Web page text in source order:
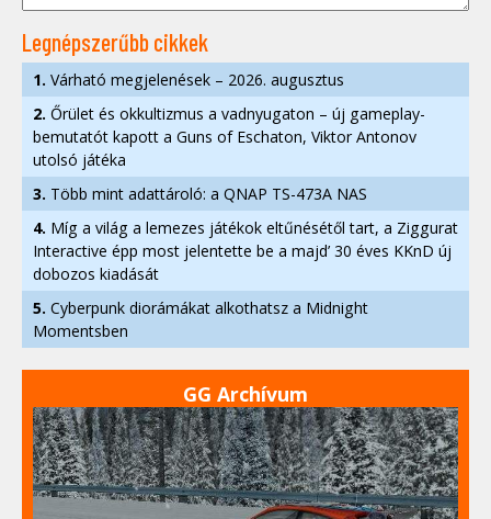
Legnépszerűbb cikkek
1. Várható megjelenések – 2026. augusztus
2. Őrület és okkultizmus a vadnyugaton – új gameplay-
bemutatót kapott a Guns of Eschaton, Viktor Antonov
utolsó játéka
3. Több mint adattároló: a QNAP TS-473A NAS
4. Míg a világ a lemezes játékok eltűnésétől tart, a Ziggurat
Interactive épp most jelentette be a majd’ 30 éves KKnD új
dobozos kiadását
5. Cyberpunk diorámákat alkothatsz a Midnight
Momentsben
GG Archívum